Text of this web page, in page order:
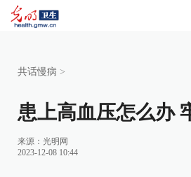
共话慢病 >
患上高血压怎么办
来源： 光明网
2023-12-08 10:44